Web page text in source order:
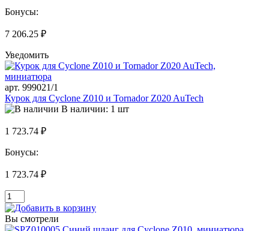
Бонусы:
7 206.25 ₽
Уведомить
арт. 999021/1
Курок для Cyclone Z010 и Tornador Z020 AuTech
В наличии: 1 шт
1 723.74 ₽
Бонусы:
1 723.74 ₽
Вы смотрели